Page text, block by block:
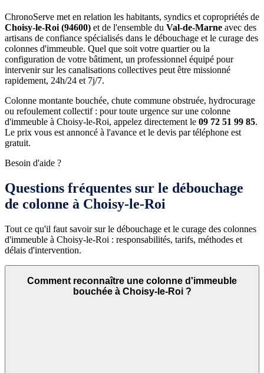
ChronoServe met en relation les habitants, syndics et copropriétés de
Choisy-le-Roi (94600) et de l'ensemble du Val-de-Marne avec des
artisans de confiance spécialisés dans le débouchage et le curage des
colonnes d'immeuble. Quel que soit votre quartier ou la
configuration de votre bâtiment, un professionnel équipé pour
intervenir sur les canalisations collectives peut être missionné
rapidement, 24h/24 et 7j/7.
Colonne montante bouchée, chute commune obstruée, hydrocurage
ou refoulement collectif : pour toute urgence sur une colonne
d'immeuble à Choisy-le-Roi, appelez directement le 09 72 51 99 85.
Le prix vous est annoncé à l'avance et le devis par téléphone est
gratuit.
Besoin d'aide ?
Questions fréquentes sur le débouchage
de colonne à Choisy-le-Roi
Tout ce qu'il faut savoir sur le débouchage et le curage des colonnes
d'immeuble à Choisy-le-Roi : responsabilités, tarifs, méthodes et
délais d'intervention.
Comment reconnaître une colonne d'immeuble
bouchée à Choisy-le-Roi ?